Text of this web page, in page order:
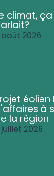
climat,
août 2026
à
la région
juillet 2026